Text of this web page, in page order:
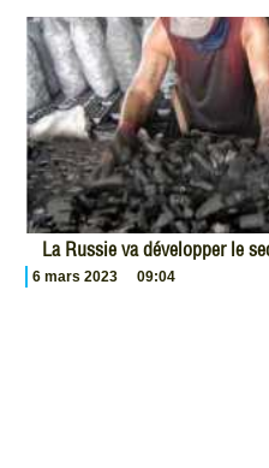
La Russie va développer le
6 mars 2023 09:04